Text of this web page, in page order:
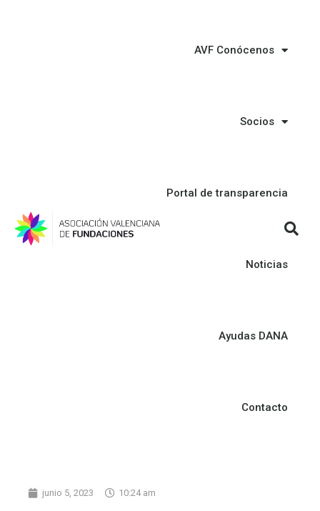
AVF Conócenos
Socios
Portal de transparencia
Noticias
Ayudas DANA
Contacto
junio 5, 2023 10:24 am